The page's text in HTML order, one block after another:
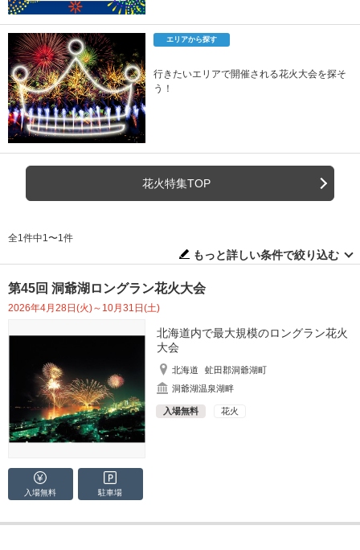
エリアから探す
行きたいエリアで開催される花火大会を探そ
う！
花火特集TOP
全1件中1〜1件
もっと詳しい条件で絞り込む
第45回 洞爺湖ロングラン花火大会
2026年4月28日(火)～10月31日(土)
北海道内で最大規模のロングラン花火
大会
北海道
虻田郡洞爺湖町
洞爺湖温泉湖畔
入場無料 花火
入場無料 駐車場